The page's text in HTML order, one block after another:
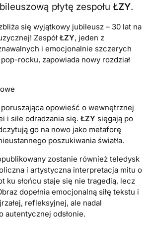
płytę zespołu ŁZY.
się wyjątkowy jubileusz – 30 lat na
ZespółŁZY, jeden z
i emocjonalnie szczerych
rocku, zapowiada nowy rozdział
opowieść o wewnętrznej
i sile odradzania się.ŁZY sięgają po
go na nowo jako metaforę
poszukiwania światła.
zostanie również teledysk
i artystyczna interpretacja mitu o
ku słońcu staje się nie tragedią, lecz
dopełnia emocjonalną siłę tekstu i
refleksyjnej, ale nadal
autentycznej odsłonie.